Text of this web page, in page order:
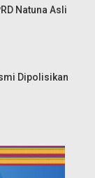
Natuna Asli
Dipolisikan